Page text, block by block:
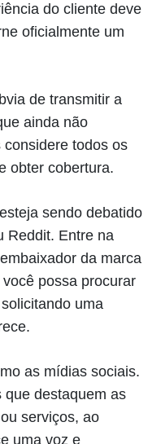
do cliente deve
oficialmente um
de transmitir a
ainda não
todos os
obter cobertura.
sendo debatido
Reddit. Entre na
da marca
possa procurar
uma
as mídias sociais.
que destaquem as
serviços, ao
uma voz e